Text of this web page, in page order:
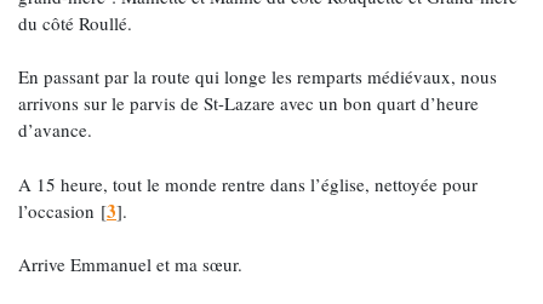
du côté Roullé.
En passant par la route qui longe les remparts médiévaux, nous
arrivons sur le parvis de St-Lazare avec un bon quart d’heure
d’avance.
A 15 heure, tout le monde rentre dans l’église, nettoyée pour
l’occasion [3].
Arrive Emmanuel et ma sœur.